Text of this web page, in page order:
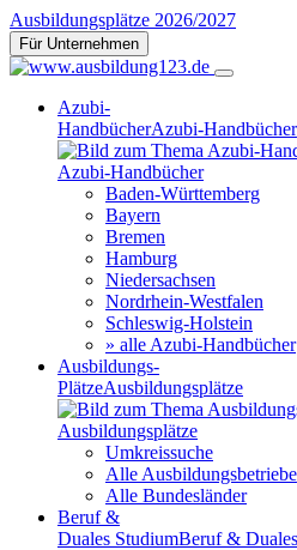
Ausbildungsplätze 2026/2027
Für Unternehmen
Azubi-
HandbücherAzubi-Handbücher
Azubi-Handbücher
Baden-Württemberg
Bayern
Bremen
Hamburg
Niedersachsen
Nordrhein-Westfalen
Schleswig-Holstein
» alle Azubi-Handbücher
Ausbildungs-
PlätzeAusbildungsplätze
Ausbildungsplätze
Umkreissuche
Alle Ausbildungsbetriebe
Alle Bundesländer
Beruf &
Duales StudiumBeruf &